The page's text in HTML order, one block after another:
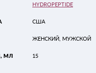
МЛ
HYDROPEPTIDE
США
ЖЕНСКИЙ, МУЖСКОЙ
15